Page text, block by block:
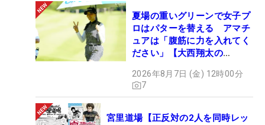
夏場の重いグリーンで女子プ
ロはパターを替える アマチ
ュアは「腹筋に力を入れてく
ださい」【大西翔太の
2026年8月7日 (金) 12時00分
7
宮里道場【正反対の2人を同時レッ